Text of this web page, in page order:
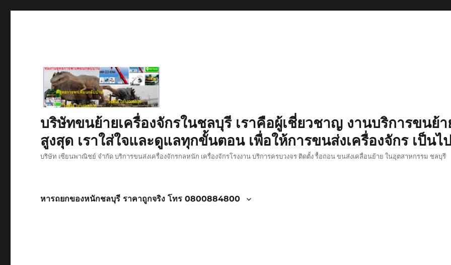
บริษัทขนย้ายเครื่องจักรในชลบุรี เราคือผู้เชี่ยวชาญ งานบริการขนย้
สูงสุด เราใส่ใจและดูแลทุกขั้นตอน เพื่อให้การขนส่งเครื่องจักร เป็นไ
บริษัท เซียนพาณิชย์ จำกัด บริการขนส่งเครื่องจักรกลหนัก เครื่องจักรโรงงาน บริการครบวงจร ติดตั้ง รื้อถอน ขนส่งเคลื่อนย้าย ในอุตสาหกรรม ชลบุรี
หารถยกของหนักชลบุรี ราคาถูกจริง โทร 0800884800